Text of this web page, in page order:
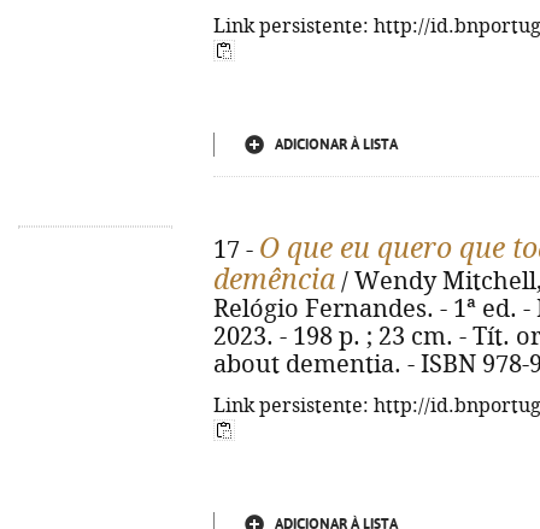
Link persistente: http://
ADICIONAR À LISTA
17 - O que eu quero que
demência / Wendy
Relógio Fernandes. - 1ª ed.
2023. - 198 p. ; 23 cm. - Tít.
about dementia. - ISBN 978-
Link persistente: http://
ADICIONAR À LISTA